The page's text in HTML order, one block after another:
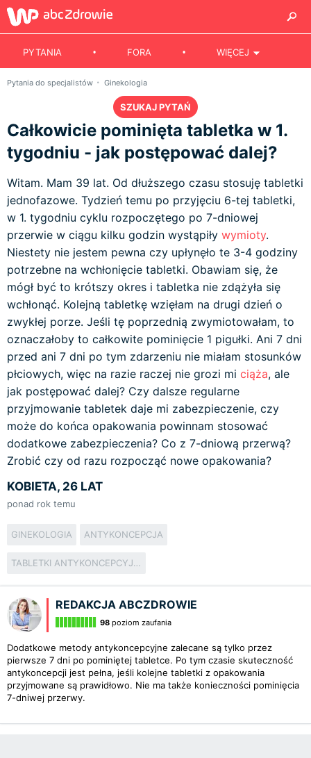
PYTANIA FORA WIĘCEJ
Pytania do specjalistów Ginekologia
SZUKAJ PYTAŃ
Całkowicie pominięta tabletka w 1.
tygodniu - jak postępować dalej?
Witam. Mam 39 lat. Od dłuższego czasu stosuję tabletki
jednofazowe. Tydzień temu po przyjęciu 6-tej tabletki,
w 1. tygodniu cyklu rozpoczętego po 7-dniowej
przerwie w ciągu kilku godzin wystąpiły wymioty.
Niestety nie jestem pewna czy upłynęło te 3-4 godziny
potrzebne na wchłonięcie tabletki. Obawiam się, że
mógł być to krótszy okres i tabletka nie zdążyła się
wchłonąć. Kolejną tabletkę wzięłam na drugi dzień o
zwykłej porze. Jeśli tę poprzednią zwymiotowałam, to
oznaczałoby to całkowite pominięcie 1 pigułki. Ani 7 dni
przed ani 7 dni po tym zdarzeniu nie miałam stosunków
płciowych, więc na razie raczej nie grozi mi ciąża, ale
jak postępować dalej? Czy dalsze regularne
przyjmowanie tabletek daje mi zabezpieczenie, czy
może do końca opakowania powinnam stosować
dodatkowe zabezpieczenia? Co z 7-dniową przerwą?
Zrobić czy od razu rozpocząć nowe opakowania?
KOBIETA, 26 LAT
ponad rok temu
GINEKOLOGIA ANTYKONCEPCJA
TABLETKI ANTYKONCEPCYJNE
REDAKCJA ABCZDROWIE
98 poziom zaufania
Dodatkowe metody antykoncepcyjne zalecane są tylko przez
pierwsze 7 dni po pominiętej tabletce. Po tym czasie skuteczność
antykoncepcji jest pełna, jeśli kolejne tabletki z opakowania
przyjmowane są prawidłowo. Nie ma także konieczności pominięcia
7-dniwej przerwy.